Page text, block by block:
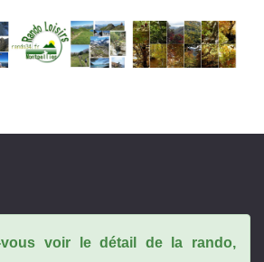
vous voir le détail de la rando,